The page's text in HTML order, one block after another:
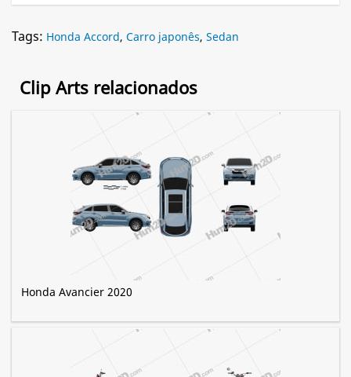
Tags: Honda Accord, Carro japonês, Sedan
Clip Arts relacionados
Honda Avancier 2020